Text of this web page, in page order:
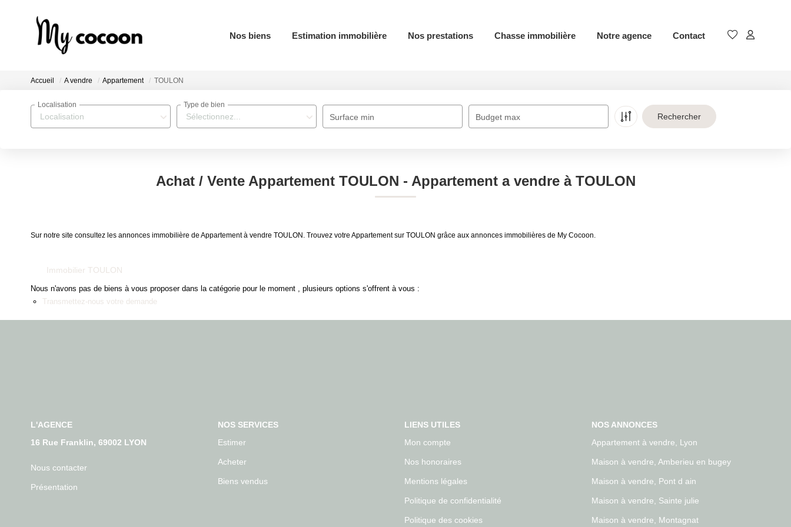
Nos biens Estimation immobilière Nos prestations Chasse immobilière Notre agence Contact
Accueil A vendre Appartement TOULON
Localisation
Localisation
Sélectionnez...
Type de bien
Surface min Budget max
Achat / Vente Appartement TOULON - Appartement a vendre à TOULON
Sur notre site consultez les annonces immobilière de Appartement à vendre TOULON. Trouvez votre Appartement sur TOULON grâce aux annonces immobilières de My Cocoon.
Immobilier TOULON
Nous n'avons pas de biens à vous proposer dans la catégorie pour le moment , plusieurs options s'offrent à vous :
Transmettez-nous votre demande
L'AGENCE
16 Rue Franklin, 69002 LYON
Nous contacter
Présentation
NOS SERVICES
Estimer
Acheter
Biens vendus
LIENS UTILES
Mon compte
Nos honoraires
Mentions légales
Politique de confidentialité
Politique des cookies
NOS ANNONCES
Appartement à vendre, Lyon
Maison à vendre, Amberieu en bugey
Maison à vendre, Pont d ain
Maison à vendre, Sainte julie
Maison à vendre, Montagnat